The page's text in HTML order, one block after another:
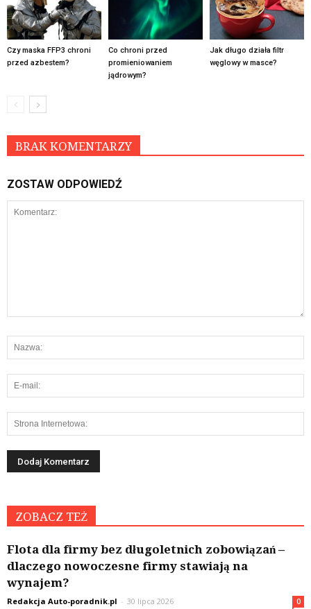
Czy maska FFP3 chroni
przed azbestem?
Co chroni przed
promieniowaniem
jądrowym?
Jak długo działa filtr
węglowy w masce?
BRAK KOMENTARZY
ZOSTAW ODPOWIEDŹ
ZOBACZ TEŻ
Flota dla firmy bez długoletnich zobowiązań –
dlaczego nowoczesne firmy stawiają na
wynajem?
Redakcja Auto-poradnik.pl - 30 lipca 2026 0